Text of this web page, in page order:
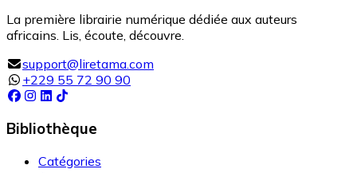
La première librairie numérique dédiée aux auteurs
africains. Lis, écoute, découvre.
support@liretama.com
+229 55 72 90 90
Bibliothèque
Catégories